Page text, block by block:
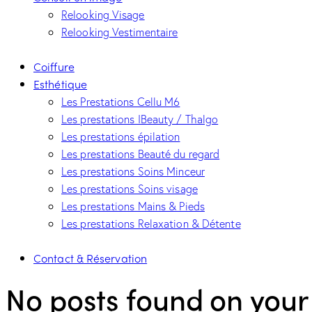
Relooking Visage
Relooking Vestimentaire
Coiffure
Esthétique
Les Prestations Cellu M6
Les prestations IBeauty / Thalgo
Les prestations épilation
Les prestations Beauté du regard
Les prestations Soins Minceur
Les prestations Soins visage
Les prestations Mains & Pieds
Les prestations Relaxation & Détente
Contact & Réservation
No posts found on